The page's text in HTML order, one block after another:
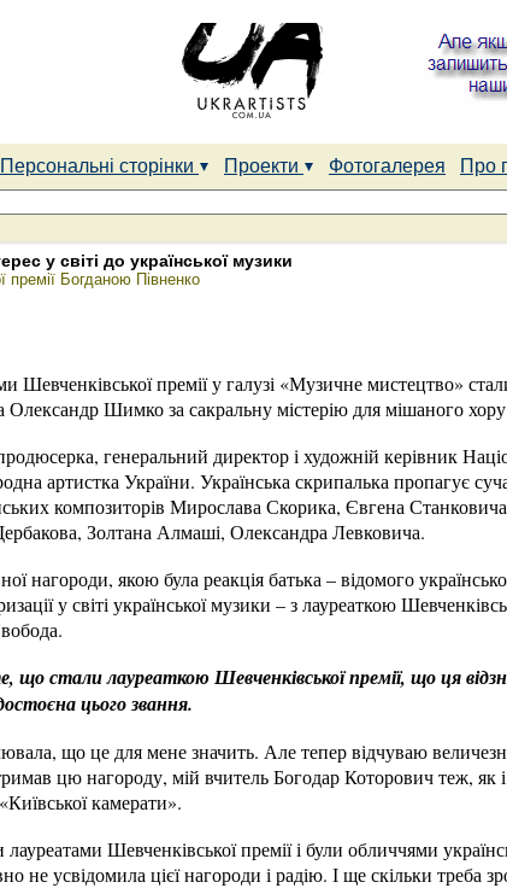
Персональні сторінки Проекти Фотогалерея Про
у світі до української музики
премії Богданою Півненко
премії у галузі «Музичне мистецтво»
Олександр Шимко за сакральну містерію для мішаного
генеральний директор і художній керівник
артистка України. Українська скрипалька пропагує
композиторів Мирослава Скорика, Євгена
Золтана Алмаші, Олександра Левковича.
нагороди, якою була реакція батька – відомого
у світі української музики – з лауреаткою
що стали лауреаткою Шевченківської премії, що ця
цього звання.
що це для мене значить. Але тепер відчуваю
цю нагороду, мій вчитель Богодар Которович теж, як
камерати».
Шевченківської премії і були обличчями
не усвідомила цієї нагороди і радію. І ще скільки треба